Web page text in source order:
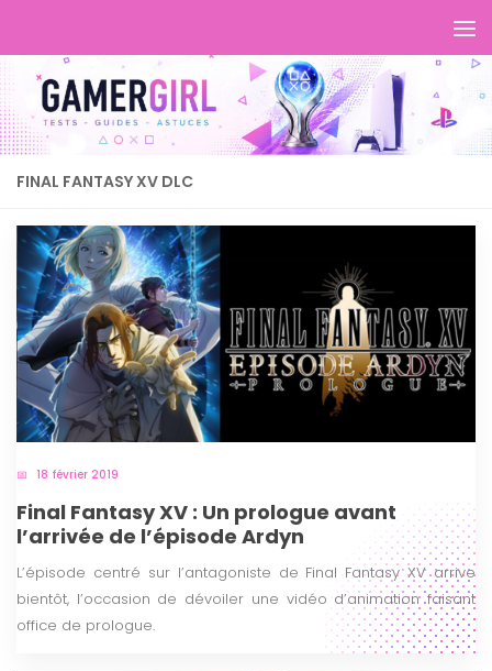
FINAL FANTASY XV DLC
18 février 2019
Final Fantasy XV : Un prologue avant
l’arrivée de l’épisode Ardyn
L’épisode centré sur l’antagoniste de Final Fantasy XV arrive
bientôt, l’occasion de dévoiler une vidéo d’animation faisant
office de prologue.